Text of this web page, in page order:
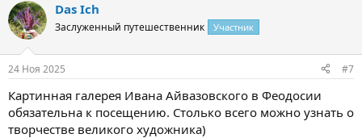
Das Ich
Заслуженный путешественник Участник
24 Ноя 2025 #7
Картинная галерея Ивана Айвазовского в Феодосии
обязательна к посещению. Столько всего можно узнать о
творчестве великого художника)